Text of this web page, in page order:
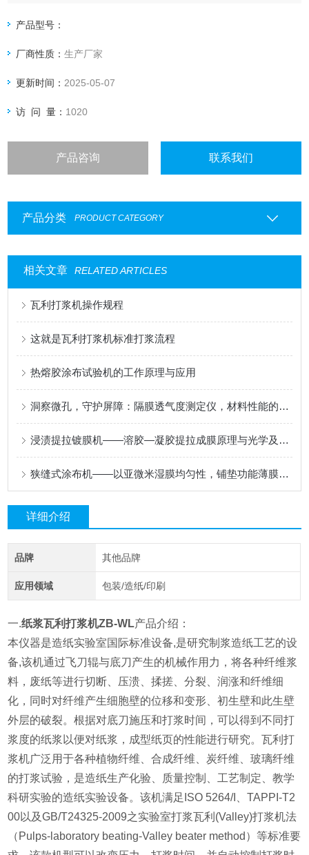
以得到不同打浆度的纸浆以便对纸浆，成型纸页的性能进行研
产品型号：
厂商性质：生产厂家
更新时间： 2025-05-07
访 问 量： 1020
产品咨询 联系我们
产品分类 PRODUCT CATEGORY
相关文章 RELATED ARTICLES
瓦利打浆机操作规程
这就是瓦利打浆机标准打浆流程
热熔胶涂布试验机的工作原理与应用
洞察微孔，守护屏障：隔膜透气度测定仪，材料性能的精密标尺
浸渍提拉镀膜机——溶胶—凝胶提拉成膜原理与光学及功能涂层应用
狭缝式涂布机——以亚微米湿膜均匀性，铺垫功能薄膜的性能基石
详细介绍
品牌 其他品牌
应用领域 包装/造纸/印刷
一.纸浆瓦利打浆机ZB-WL产品介绍：
本仪器是造纸实验室国际标准设备,是研究制浆造纸工艺的设
备,该机通过飞刀辊与底刀产生的机械作用力，将各种纤维浆
料，废纸等进行切断、压溃、揉搓、分裂、润涨和纤维细
化，同时对纤维产生细胞壁的位移和变形、初生壁和此生壁
外层的破裂。根据对底刀施压和打浆时间，可以得到不同打
浆度的纸浆以便对纸浆，成型纸页的性能进行研究。瓦利打
浆机广泛用于各种植物纤维、合成纤维、炭纤维、玻璃纤维
的打浆试验，是造纸生产化验、质量控制、工艺制定、教学
科研实验的造纸实验设备。该机满足ISO 5264/I、TAPPI-T2
00以及GB/T24325-2009之实验室打浆瓦利(Valley)打浆机法
（Pulps-laboratory beating-Valley beater method）等标准要